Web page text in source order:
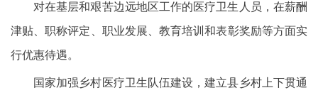
对在基层和艰苦边远地区工作的医疗卫生人员，在薪酬
津贴、职称评定、职业发展、教育培训和表彰奖励等方面实
行优惠待遇。
国家加强乡村医疗卫生队伍建设，建立县乡村上下贯通